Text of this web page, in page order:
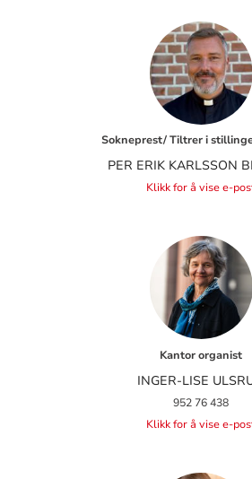
Sokneprest/ Tiltrer i
PER ERIK KARLSSON
Klikk for å vise e-
Kantor organist
INGER-LISE
952 76 438
Klikk for å vise e-